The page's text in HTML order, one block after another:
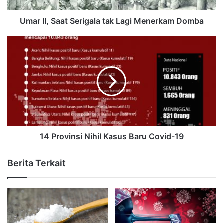
Umar II, Saat Serigala tak Lagi Menerkam Domba
14 Provinsi Nihil Kasus Baru Covid-19
Berita Terkait